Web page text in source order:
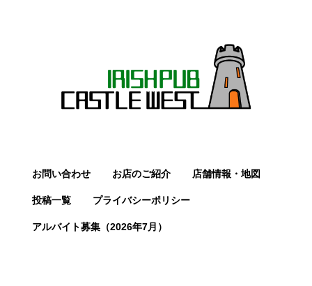
お問い合わせ お店のご紹介 店舗情報・地図
投稿一覧 プライバシーポリシー
アルバイト募集（2026年7月）